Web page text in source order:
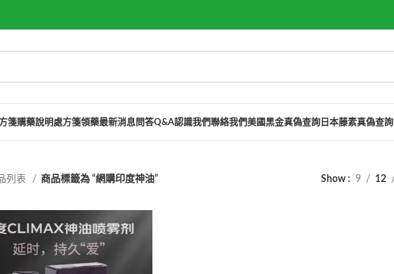
箋購藥說明 處方箋領藥最新消息 問答Q&A認識我們聯絡我們美國黑金真偽查詢 日本藤素真偽查詢
列表 商品標籤為 “網購印度神油” Show 9 12